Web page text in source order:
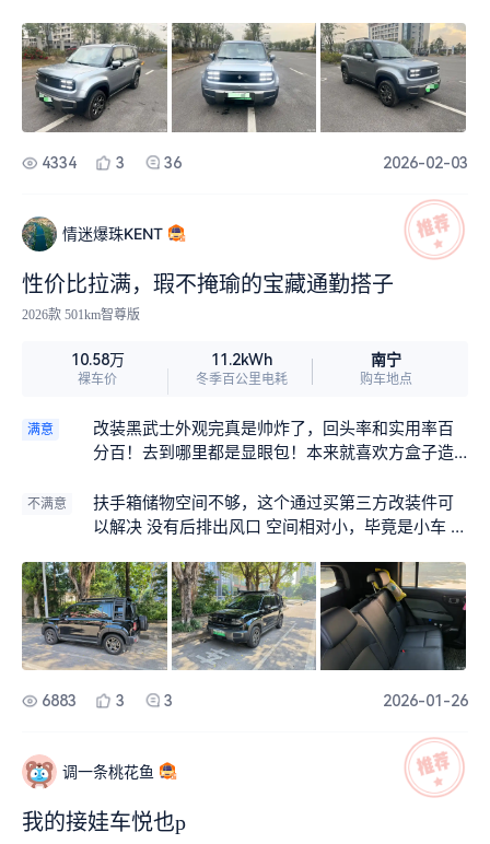
4334 3 36 2026-02-03
情迷爆珠KENT
性价比拉满，瑕不掩瑜的宝藏通勤搭子
2026款 501km智尊版
10.58万
裸车价
11.2kWh
冬季百公里电耗
南宁
购车地点
满意
改装黑武士外观完真是帅炸了，回头率和实用率百
分百！去到哪里都是显眼包！本来就喜欢方盒子造
余！通勤路上信心满满。 智驾系统够强大，会自动
超车，变道！ 空调非常冷，夏天开26℃依然凉快！
的车子。
不满意
扶手箱储物空间不够，这个通过买第三方改装件可
以解决 没有后排出风口 空间相对小，毕竟是小车 没
不舒服，不能像云朵车型那样再往后调整。 轮胎有
点滑，这个必须要引起重视。
6883 3 3 2026-01-26
调一条桃花鱼
我的接娃车悦也p